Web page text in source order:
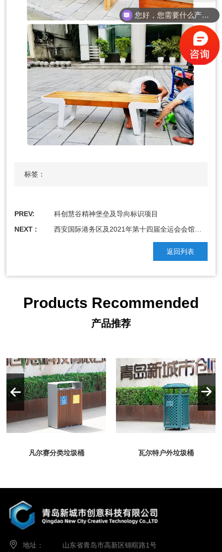
标签：
PREV:
科创慧谷精神堡垒及导向标识项目
NEXT :
返回列表
Products Recommended
产品推荐
凡尔赛分类垃圾桶 瓦尔特户外垃圾桶
地址： 山东省青岛市高新区锦暄路1号
您好，您需要什么产品？